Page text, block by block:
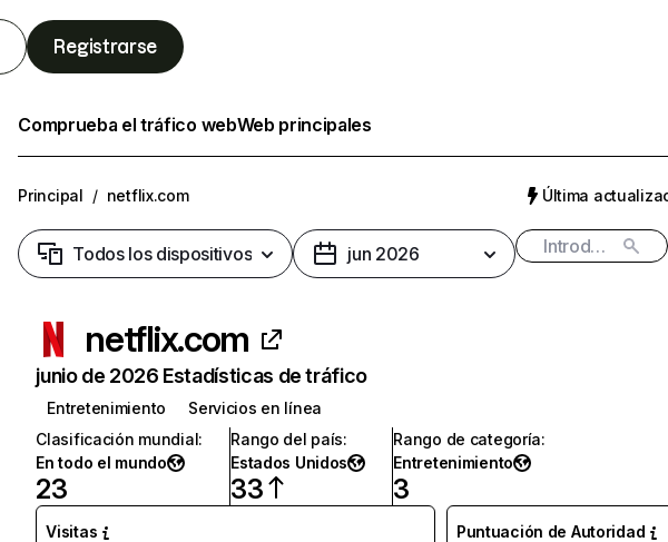
Registrarse
Comprueba el tráfico webWeb principales
Principal / netflix.com Última
Todos los dispositivos jun 2026
netflix.com
junio de 2026 Estadísticas de tráfico
Entretenimiento
Servicios en línea
Clasificación mundial:
En todo el mundo
23
Rango del país:
Estados Unidos
33
Rango de categoría:
Entretenimiento
3
Visitas Puntuación de Autoridad